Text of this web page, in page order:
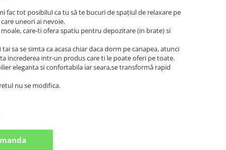
fac tot posibilul ca tu să te bucuri de spațiul de relaxare pe
uneori ai nevoie.
care-ti ofera spatiu pentru depozitare (in brate) si
sa se simta ca acasa chiar daca dorm pe canapea, atunci
increderea intr-un produs care ti le poate oferi pe toate.
eleganta si confortabila iar seara,se transformă rapid
nu se modifica.